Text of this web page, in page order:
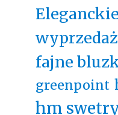
wyprzedaż
fajne
greenpoint
hm